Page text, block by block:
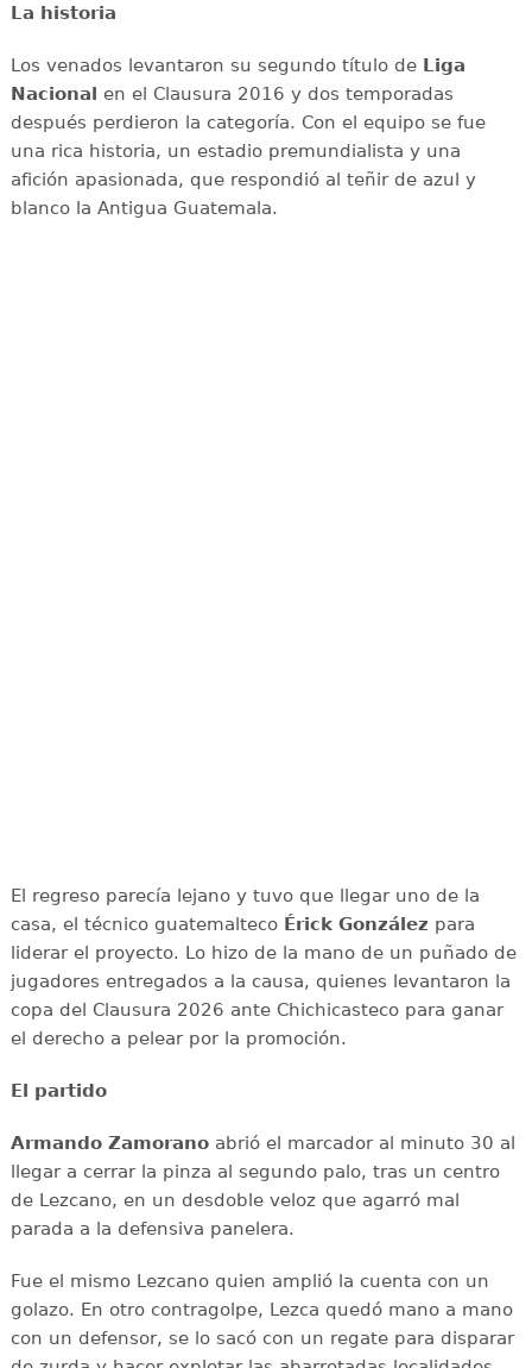
La historia
Los venados levantaron su segundo título de Liga
Nacional en el Clausura 2016 y dos temporadas
después perdieron la categoría. Con el equipo se fue
una rica historia, un estadio premundialista y una
afición apasionada, que respondió al teñir de azul y
blanco la Antigua Guatemala.
El regreso parecía lejano y tuvo que llegar uno de la
casa, el técnico guatemalteco Érick González para
liderar el proyecto. Lo hizo de la mano de un puñado de
jugadores entregados a la causa, quienes levantaron la
copa del Clausura 2026 ante Chichicasteco para ganar
el derecho a pelear por la promoción.
El partido
Armando Zamoranoabrió el marcador al minuto 30 al
llegar a cerrar la pinza al segundo palo, tras un centro
de Lezcano, en un desdoble veloz que agarró mal
parada a la defensiva panelera.
Fue el mismo Lezcano quien amplió la cuenta con un
golazo. En otro contragolpe, Lezca quedó mano a mano
con un defensor, se lo sacó con un regate para disparar